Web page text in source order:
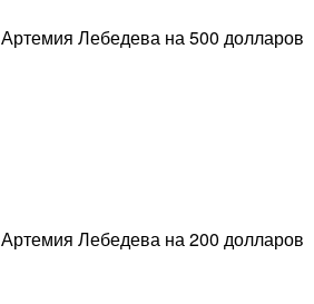
Лебедева на 500 долларов
Лебедева на 200 долларов